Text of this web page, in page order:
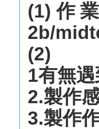
(1)作
2b/
(2)
1有無
2.製作
3.製作